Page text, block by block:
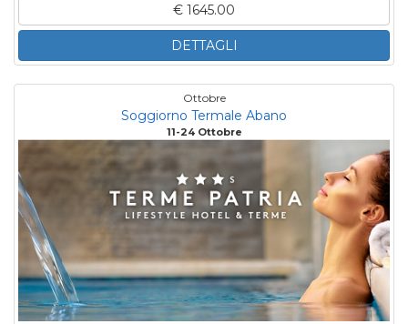
€ 1645.00
DETTAGLI
Ottobre
Soggiorno Termale Abano
11-24 Ottobre